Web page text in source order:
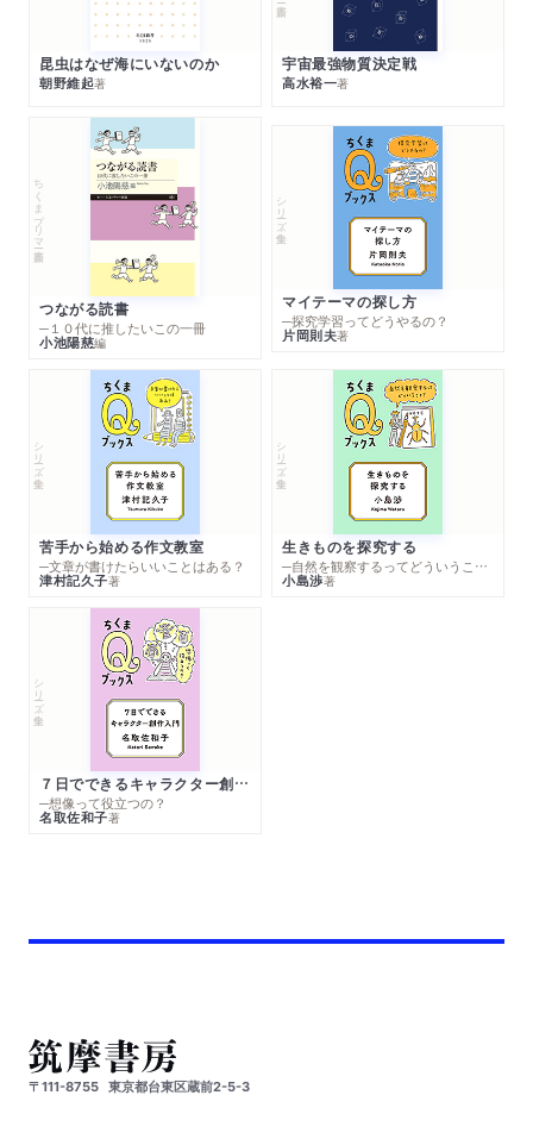
昆虫はなぜ海にいないのか
朝野維起著
宇宙最強物質決定戦
高水裕一著
ちくまプリマー新書
つながる読書
─１０代に推したいこの一冊
小池陽慈編
シリーズ・全集
マイテーマの探し方
─探究学習ってどうやるの？
片岡則夫著
シリーズ・全集
苦手から始める作文教室
─文章が書けたらいいことはある？
津村記久子著
シリーズ・全集
生きものを探究する
─自然を観察するってどういうこと？
小島渉著
シリーズ・全集
７日でできるキャラクター創作入門
─想像って役立つの？
名取佐和子著
〒111-8755 東京都台東区蔵前2-5-3